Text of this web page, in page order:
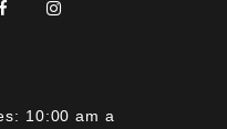
10:00 am a